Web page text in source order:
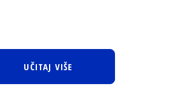
UČITAJ VIŠE